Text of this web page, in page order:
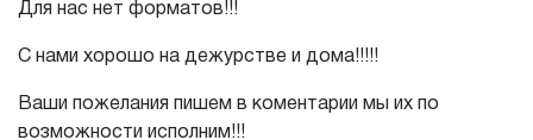
Для нас нет форматов!!!
С нами хорошо на дежурстве и дома!!!!!
Ваши пожелания пишем в коментарии мы их по
возможности исполним!!!